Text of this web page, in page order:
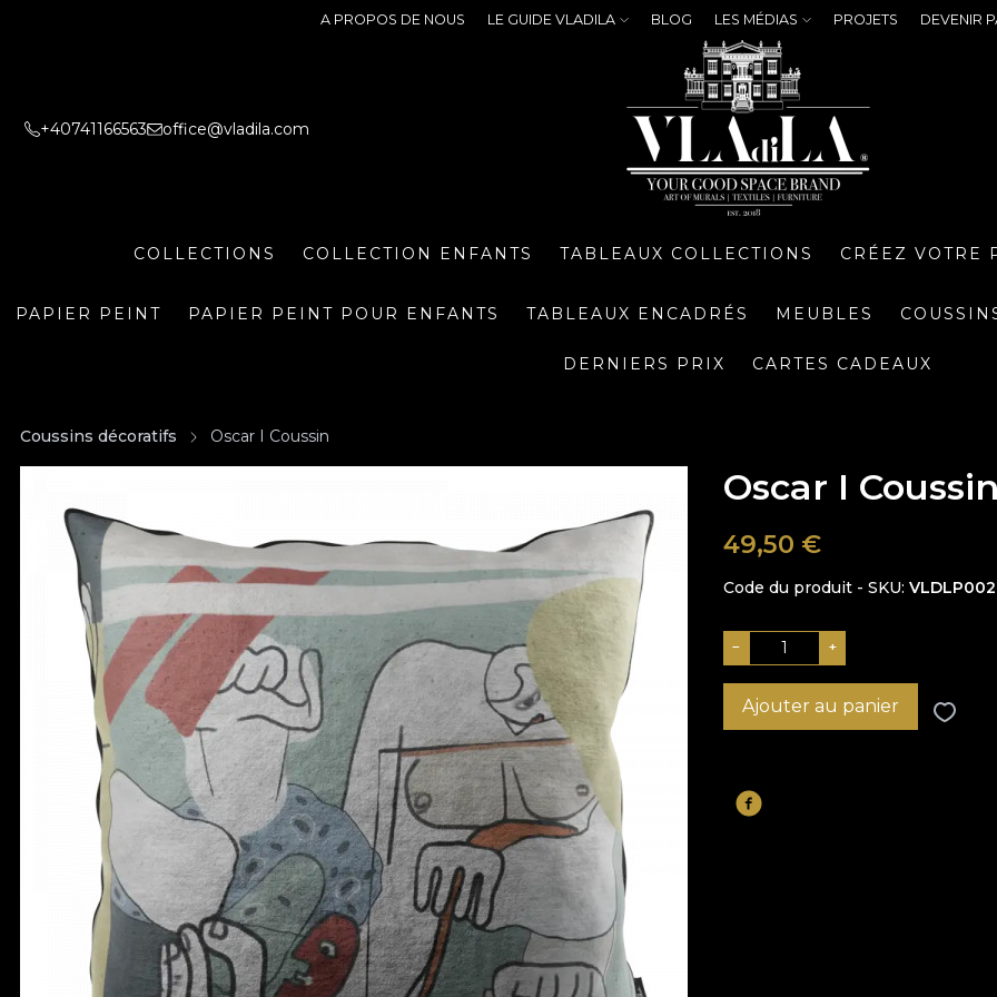
A PROPOS DE NOUS LE GUIDE VLADILA BLOG LES MÉDIAS PROJETS DEVENIR
+40741166563 office@vladila.com
COLLECTIONS COLLECTION ENFANTS TABLEAUX COLLECTIONS CRÉEZ VOTRE
PAPIER PEINT PAPIER PEINT POUR ENFANTS TABLEAUX ENCADRÉS MEUBLES
DERNIERS PRIX CARTES CADEAUX
Coussins décoratifs Oscar I Coussin
Oscar I
49,50 €
Code du produit - SKU
− +
Ajouter au panier